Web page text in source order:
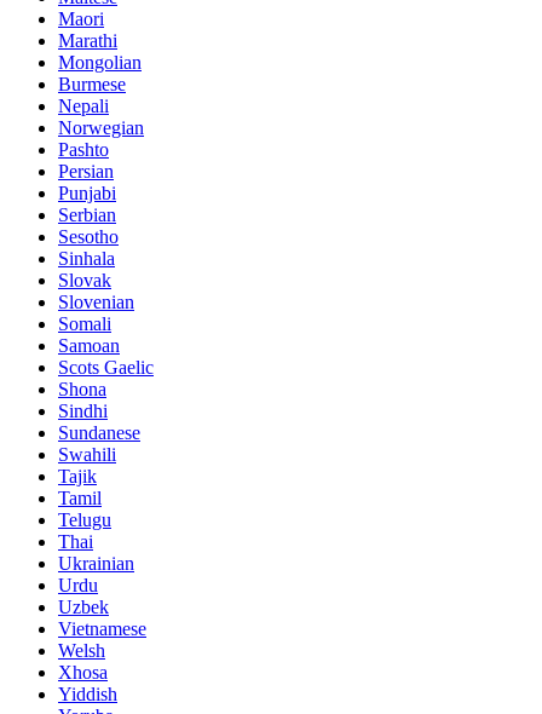
Maori
Marathi
Mongolian
Burmese
Nepali
Norwegian
Pashto
Persian
Punjabi
Serbian
Sesotho
Sinhala
Slovak
Slovenian
Somali
Samoan
Scots Gaelic
Shona
Sindhi
Sundanese
Swahili
Tajik
Tamil
Telugu
Thai
Ukrainian
Urdu
Uzbek
Vietnamese
Welsh
Xhosa
Yiddish